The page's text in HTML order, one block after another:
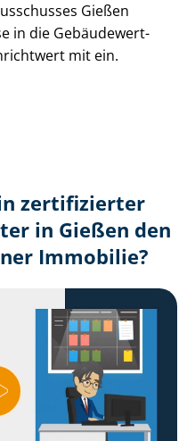
Gießen
in die Ge­bäu­de­wert­
mit ein.
zertifizierter
in Gießen den
Immobilie?